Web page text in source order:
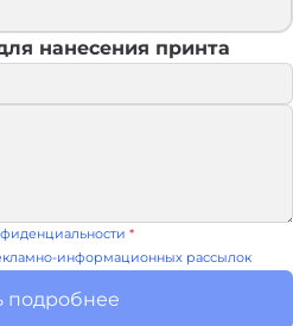
нанесения принта
*
информационных рассылок
подробнее